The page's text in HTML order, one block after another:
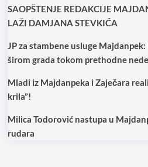
SAOPŠTENJE REDAKCIJE
LAŽI DAMJANA STEVKIĆA
JP za stambene usluge
širom grada tokom prethodne
Mladi iz Majdanpeka i Zaječara
krila”!
Milica Todorović nastupa u
rudara